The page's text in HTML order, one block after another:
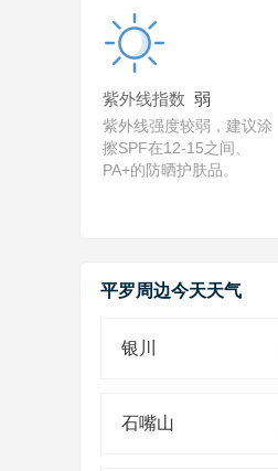
紫外线指数 弱
紫外线强度较弱，建议涂
擦SPF在12-15之间、
PA+的防晒护肤品。
平罗周边今天天气
银川
石嘴山